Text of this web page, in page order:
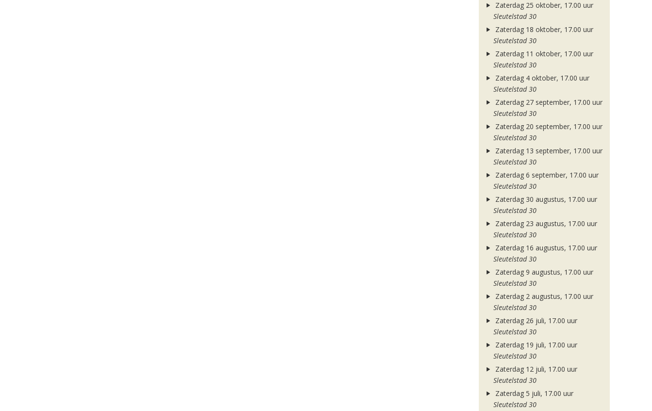
Zaterdag 25 oktober, 17.00 uur
Sleutelstad 30
Zaterdag 18 oktober, 17.00 uur
Sleutelstad 30
Zaterdag 11 oktober, 17.00 uur
Sleutelstad 30
Zaterdag 4 oktober, 17.00 uur
Sleutelstad 30
Zaterdag 27 september, 17.00 uur
Sleutelstad 30
Zaterdag 20 september, 17.00 uur
Sleutelstad 30
Zaterdag 13 september, 17.00 uur
Sleutelstad 30
Zaterdag 6 september, 17.00 uur
Sleutelstad 30
Zaterdag 30 augustus, 17.00 uur
Sleutelstad 30
Zaterdag 23 augustus, 17.00 uur
Sleutelstad 30
Zaterdag 16 augustus, 17.00 uur
Sleutelstad 30
Zaterdag 9 augustus, 17.00 uur
Sleutelstad 30
Zaterdag 2 augustus, 17.00 uur
Sleutelstad 30
Zaterdag 26 juli, 17.00 uur
Sleutelstad 30
Zaterdag 19 juli, 17.00 uur
Sleutelstad 30
Zaterdag 12 juli, 17.00 uur
Sleutelstad 30
Zaterdag 5 juli, 17.00 uur
Sleutelstad 30